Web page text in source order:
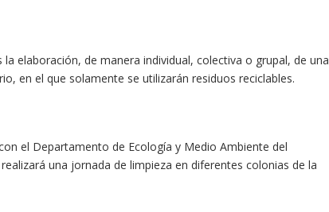
elaboración, de manera individual, colectiva o grupal, de una
en el que solamente se utilizarán residuos reciclables.
el Departamento de Ecología y Medio Ambiente del
una jornada de limpieza en diferentes colonias de la